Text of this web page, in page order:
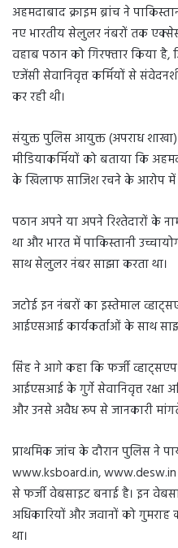
अहमदाबाद क्राइम ब्रांच ने
नए भारतीय सेलुलर नंबरों तक
वहाब पठान को गिरफ्तार किया है,
एजेंसी सेवानिवृत्त कर्मियों से
कर रही थी।
संयुक्त पुलिस आयुक्त (अपराध शाखा)
मीडियाकर्मियों को बताया कि
के खिलाफ साजिश रचने के आरोप में
पठान अपने या अपने रिश्तेदारों के
था और भारत में पाकिस्तानी
साथ सेलुलर नंबर साझा करता था।
जटोई इन नंबरों का इस्तेमाल
आईएसआई कार्यकर्ताओं के साथ
सिंह ने आगे कहा कि फर्जी
आईएसआई के गुर्गे सेवानिवृत्त रक्षा
और उनसे अवैध रूप से जानकारी
प्राथमिक जांच के दौरान पुलिस ने
www.ksboard.in,
से फर्जी वेबसाइट बनाई है। इन
अधिकारियों और जवानों को
था।